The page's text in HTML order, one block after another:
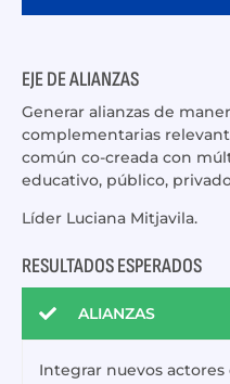
EJE DE ALIANZAS
Generar alianzas de
complementarias
común co-creada con
educativo, público,
Líder Luciana Mitjavila.
RESULTADOS ESPERADOS
ALIANZAS
Integrar nuevos